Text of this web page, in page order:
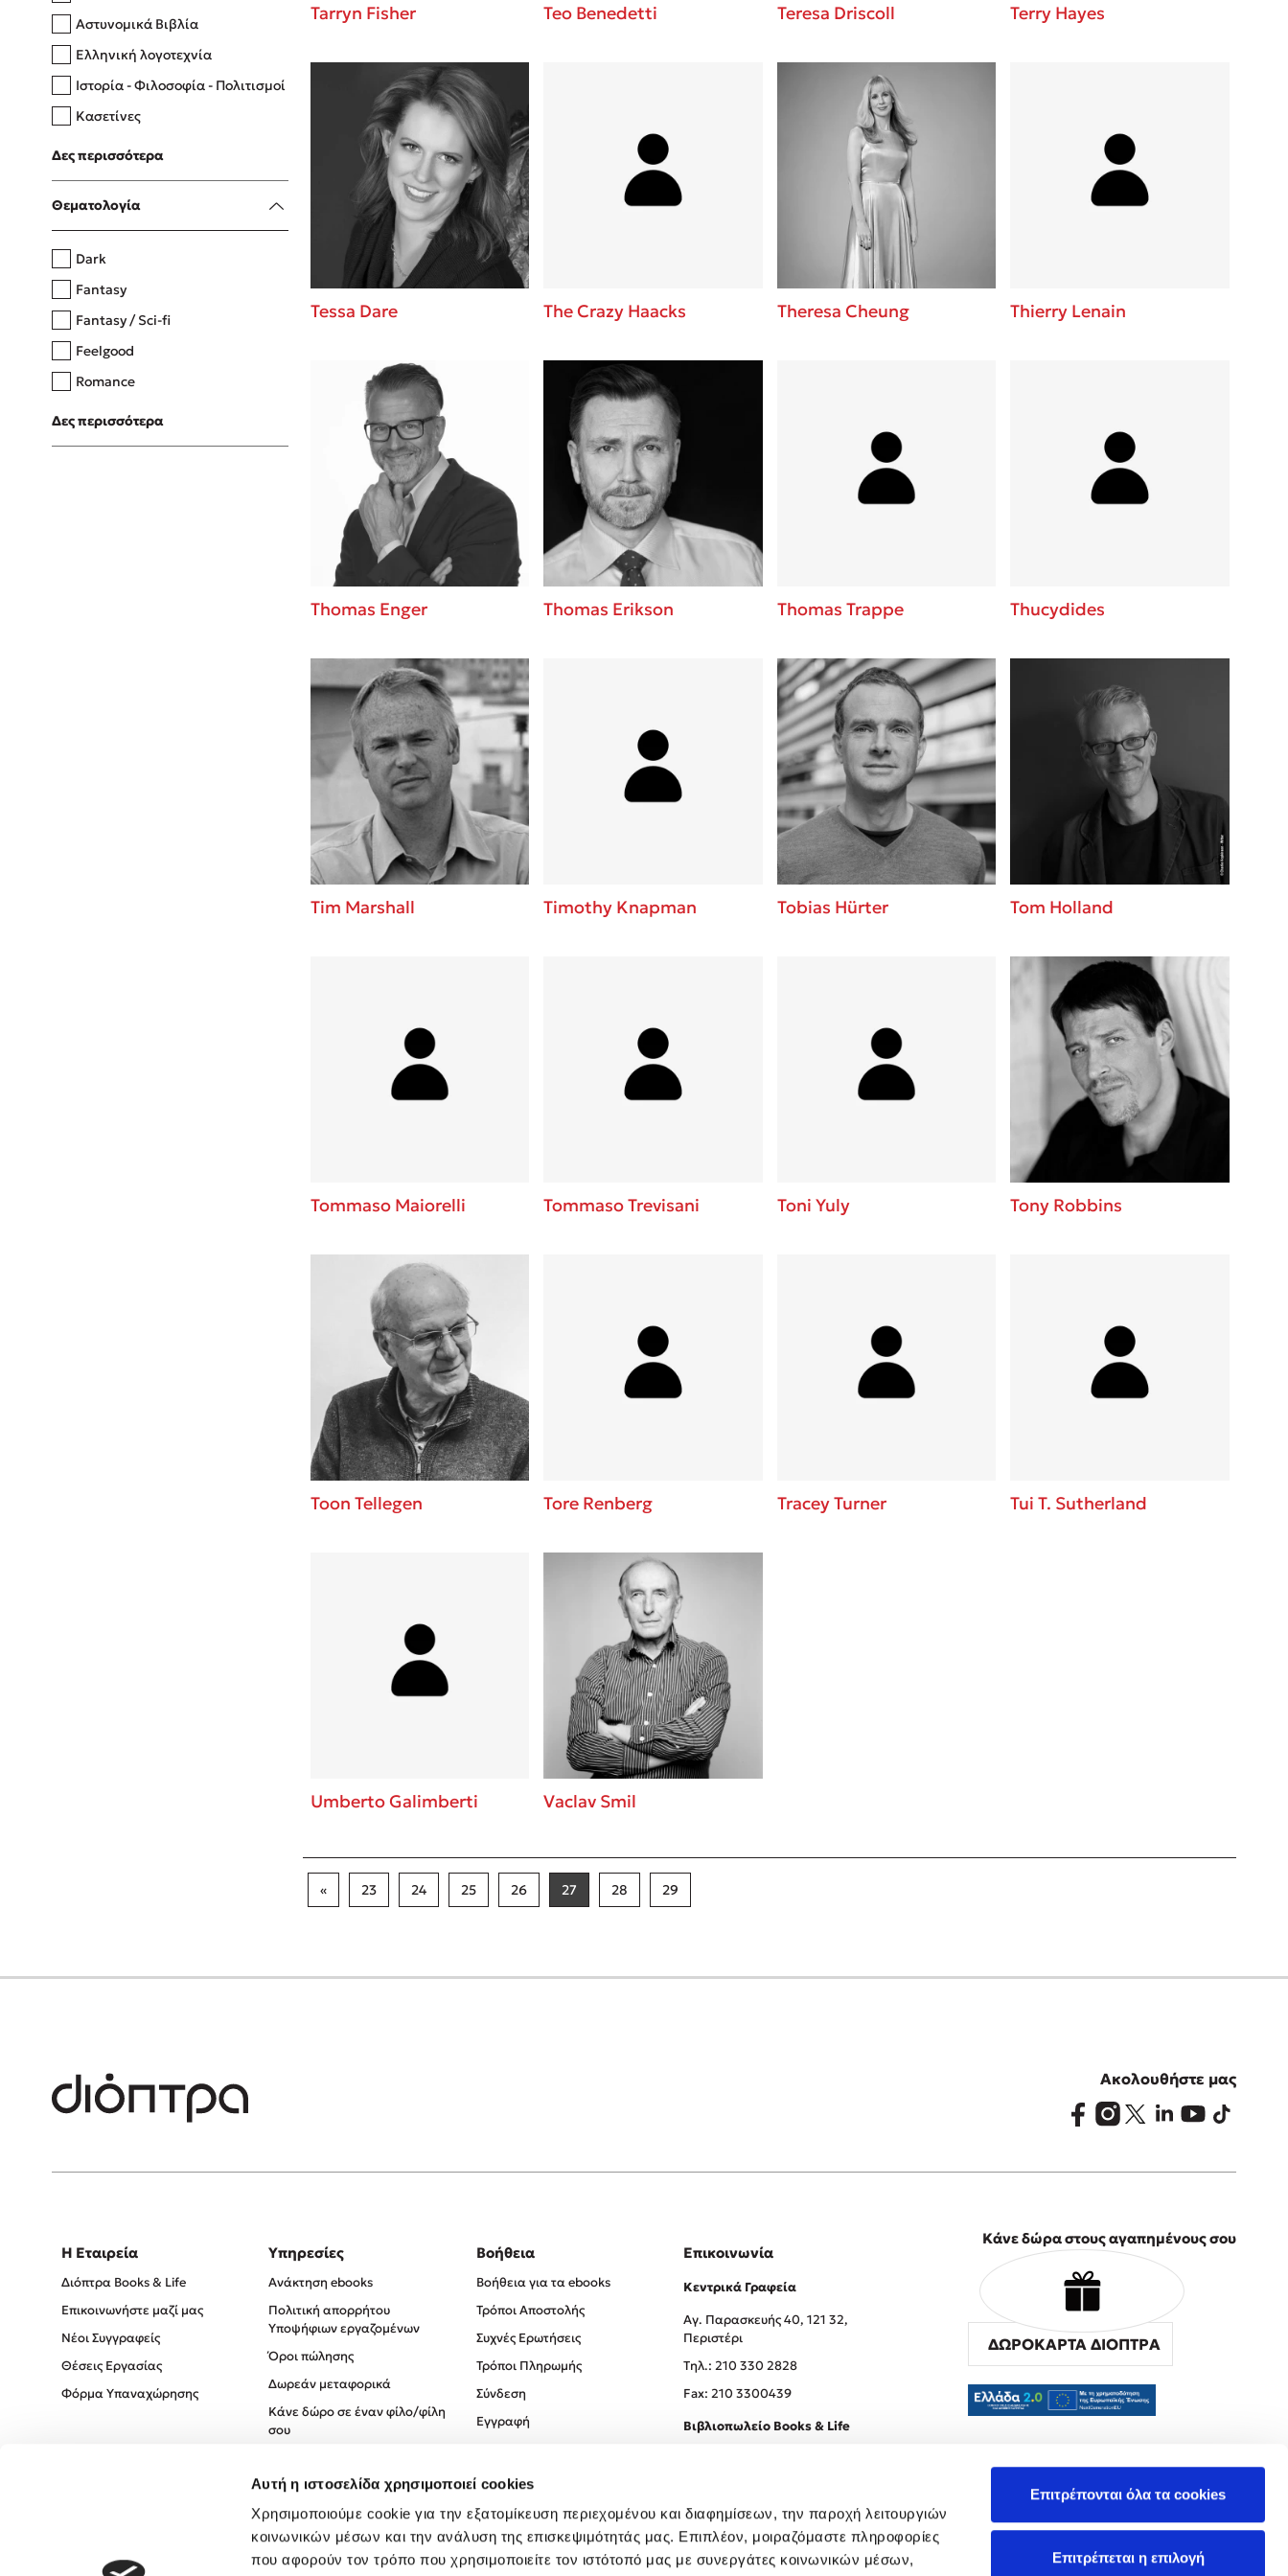
Αυτή η ιστοσελίδα χρησιμοποιεί cookies
Χρησιμοποιούμε cookie για την εξατομίκευση περιεχομένου και διαφημίσεων, την παροχή λειτουργιών
κοινωνικών μέσων και την ανάλυση της επισκεψιμότητάς μας. Επιπλέον, μοιραζόμαστε πληροφορίες
που αφορούν τον τρόπο που χρησιμοποιείτε τον ιστότοπό μας με συνεργάτες κοινωνικών μέσων,
Επιτρέπονται όλα τα cookies
Επιτρέπεται η επιλογή
Δανάη Δεληγεώργη
Πάνω, κάτω, μπροστά, πίσω
Η μέθοδος Αφήστε τους
Αστυνομικά Βιβλία
Ελληνική λογοτεχνία
Ιστορία - Φιλοσοφία - Πολιτισμοί
Κασετίνες
Λευκώματα - Έγχρωμοι οδηγοί
Μαγειρική
Δες περισσότερα
Θεματολογία
Dark
Fantasy
Fantasy / Sci-fi
Feelgood
Romance
Upmarket
Young Adult
Δες περισσότερα
Tarryn Fisher Teo Benedetti Teresa Driscoll Terry Hayes
Tessa Dare The Crazy Haacks Theresa Cheung Thierry Lenain
Thomas Enger Thomas Erikson Thomas Trappe Thucydides
Tim Marshall Timothy Knapman Tobias Hürter Tom Holland
Tommaso Maiorelli Tommaso Trevisani Toni Yuly Tony Robbins
Toon Tellegen Tore Renberg Tracey Turner Tui T. Sutherland
Umberto Galimberti Vaclav Smil
« 23 24 25 26 27 28 29
Ακολουθήστε μας
Η Εταιρεία
Διόπτρα Books & Life
Επικοινωνήστε μαζί μας
Νέοι Συγγραφείς
Θέσεις Εργασίας
Φόρμα Υπαναχώρησης
Υπηρεσίες
Ανάκτηση ebooks
Πολιτική απορρήτου
Υποψήφιων εργαζομένων
Όροι πώλησης
Δωρεάν μεταφορικά
Κάνε δώρο σε έναν φίλο/φίλη
σου
Πολιτική Απορρήτου
Όροι χρήσης
Βοήθεια
Βοήθεια για τα ebooks
Τρόποι Αποστολής
Συχνές Ερωτήσεις
Τρόποι Πληρωμής
Σύνδεση
Εγγραφή
Επικοινωνία
Κεντρικά Γραφεία
Αγ. Παρασκευής 40, 121 32,
Περιστέρι
Tηλ.: 210 330 2828
Fax: 210 3300439
Βιβλιοπωλείο Books & Life
Κάνε δώρα στους αγαπημένους σου
ΔΩΡΟΚΑΡΤΑ ΔΙΟΠΤΡΑ